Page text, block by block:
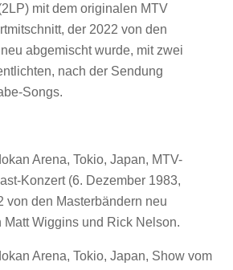
mit dem originalen MTV
der 2022 von den
abgemischt wurde, mit zwei
nach der Sendung
Songs.
Arena, Tokio, Japan, MTV-
Konzert (6. Dezember 1983,
von den Masterbändern neu
Matt Wiggins und Rick Nelson.
Arena, Tokio, Japan, Show vom